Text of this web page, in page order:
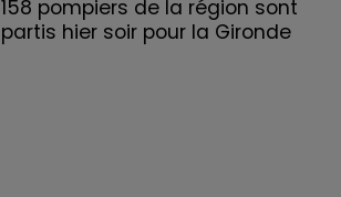
158 pompiers de la région sont
partis hier soir pour la Gironde